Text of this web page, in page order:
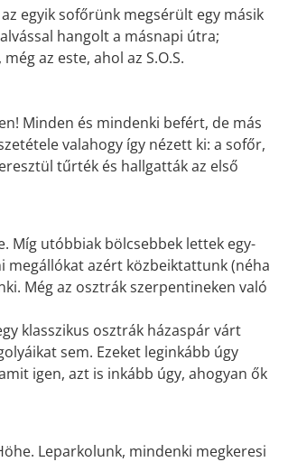
egyik sofőrünk megsérült egy másik
hangolt a másnapi útra;
az este, ahol az S.O.S.
Minden és mindenki befért, de más
valahogy így nézett ki: a sofőr,
tűrték és hallgatták az első
Míg utóbbiak bölcsebbek lettek egy-
megállókat azért közbeiktattunk (néha
Még az osztrák szerpentineken való
klasszikus osztrák házaspár várt
sem. Ezeket leginkább úgy
igen, azt is inkább úgy, ahogyan ők
Leparkolunk, mindenki megkeresi